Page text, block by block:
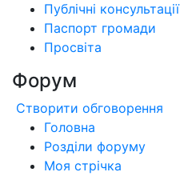
Публічні консультації
Паспорт громади
Просвіта
Форум
Створити обговорення
Головна
Розділи форуму
Моя стрічка